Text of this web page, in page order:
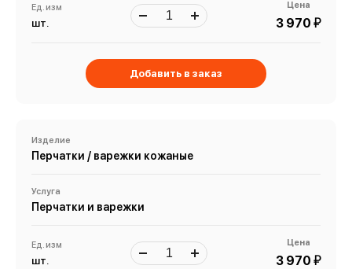
Ед. изм
шт.
Цена
3 970 й
Добавить в заказ
Изделие
Перчатки / варежки кожаные
Услуга
Перчатки и варежки
Ед. изм
шт.
Цена
3 970 й